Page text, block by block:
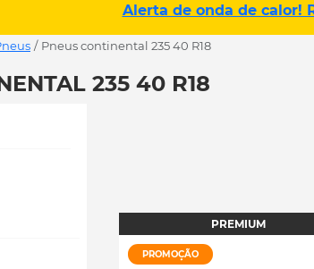
Alerta de onda de calor!
/ pneus continental 235 40 R18
235 40 R18
PREMIUM
PROMOÇÃO